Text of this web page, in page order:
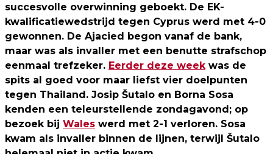
succesvolle overwinning geboekt. De EK-
kwalificatiewedstrijd tegen Cyprus werd met 4-0
gewonnen. De Ajacied begon vanaf de bank,
maar was als invaller met een benutte strafschop
eenmaal trefzeker. Eerder deze week was de
spits al goed voor maar liefst vier doelpunten
tegen Thailand. Josip Šutalo en Borna Sosa
kenden een teleurstellende zondagavond; op
bezoek bij Wales werd met 2-1 verloren. Sosa
kwam als invaller binnen de lijnen, terwijl Šutalo